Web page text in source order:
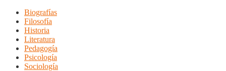
Biografías
Filosofía
Historia
Literatura
Pedagogía
Psicología
Sociología